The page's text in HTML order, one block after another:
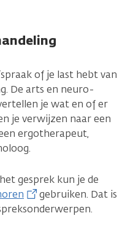
of je last hebt van
De arts en neuro-
je wat en of er
je verwijzen naar een
ergotherapeut,
gesprek kun je de
gebruiken. Dat is